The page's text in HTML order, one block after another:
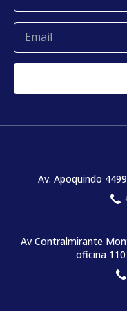
Quejas y reclamos
Av. Apoquindo
Av Contralmirante
oficina